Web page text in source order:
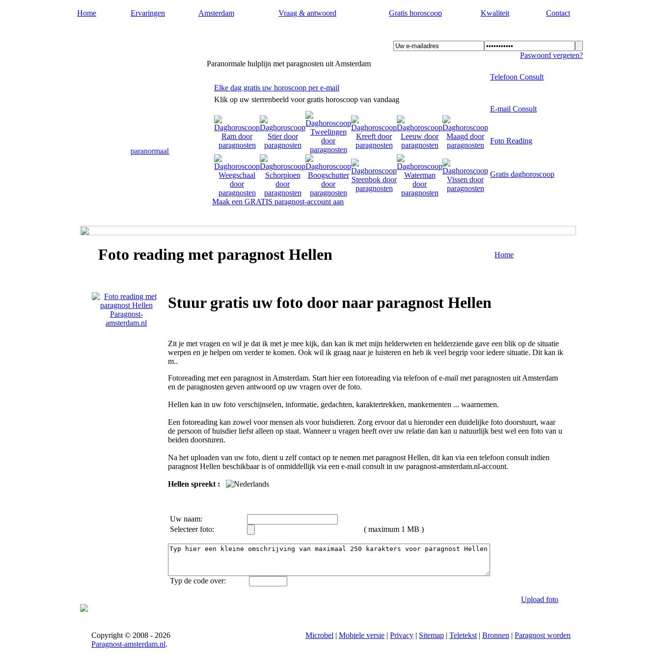
Home Ervaringen Amsterdam Vraag & antwoord Gratis horoscoop Kwaliteit Contact
Paranormale hulplijn met paragnosten uit Amsterdam
Paswoord vergeten?
geven paragnosten uit Amsterdam paranormaal advies en antwoord op uw levensvragen. Toekomstvoorspellingen door paragnosten in Amsterdam.
Elke dag gratis uw horoscoop per e-mail
Klik op uw sterrenbeeld voor gratis horoscoop van vandaag
Maak een GRATIS paragnost-account aan
Telefoon Consult
E-mail Consult
Foto Reading
Gratis daghoroscoop
Foto reading met paragnost Hellen Home
Stuur gratis uw foto door naar paragnost Hellen
Zit je met vragen en wil je dat ik met je mee kijk, dan kan ik met mijn helderweten en helderziende gave een blik op de situatie
werpen en je helpen om verder te komen. Ook wil ik graag naar je luisteren en heb ik veel begrip voor iedere situatie. Dit kan ik
m..
Fotoreading met een paragnost in Amsterdam. Start hier een fotoreading via telefoon of e-mail met paragnosten uit Amsterdam
en de paragnosten geven antwoord op uw vragen over de foto.
Hellen kan in uw foto verschijnselen, informatie, gedachten, karaktertrekken, mankementen ... waarnemen.
Een fotoreading kan zowel voor mensen als voor huisdieren. Zorg ervoor dat u hieronder een duidelijke foto doorstuurt, waar
de persoon of huisdier liefst alleen op staat. Wanneer u vragen heeft over uw relatie dan kan u natuurlijk best wel een foto van u
beiden doorsturen.
Na het uploaden van uw foto, dient u zelf contact op te nemen met paragnost Hellen, dit kan via een telefoon consult indien
paragnost Hellen beschikbaar is of onmiddellijk via een e-mail consult in uw paragnost-amsterdam.nl-account.
Hellen spreekt :
Uw naam:
Selecteer foto:
( maximum 1 MB )
Typ de code over:
Upload foto
Copyright © 2008 - 2026
Paragnost-amsterdam.nl.
Microbel | Mobiele versie | Privacy | Sitemap | Teletekst | Bronnen | Paragnost worden